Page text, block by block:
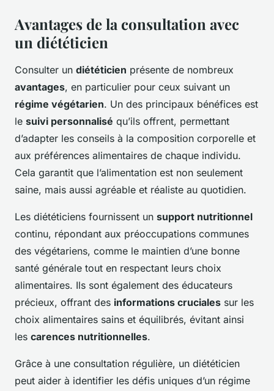
Avantages de la consultation avec
un diététicien
Consulter un diététicien présente de nombreux
avantages, en particulier pour ceux suivant un
régime végétarien. Un des principaux bénéfices est
le suivi personnalisé qu’ils offrent, permettant
d’adapter les conseils à la composition corporelle et
aux préférences alimentaires de chaque individu.
Cela garantit que l’alimentation est non seulement
saine, mais aussi agréable et réaliste au quotidien.
Les diététiciens fournissent un support nutritionnel
continu, répondant aux préoccupations communes
des végétariens, comme le maintien d’une bonne
santé générale tout en respectant leurs choix
alimentaires. Ils sont également des éducateurs
précieux, offrant des informations cruciales sur les
choix alimentaires sains et équilibrés, évitant ainsi
les carences nutritionnelles.
Grâce à une consultation régulière, un diététicien
peut aider à identifier les défis uniques d’un régime